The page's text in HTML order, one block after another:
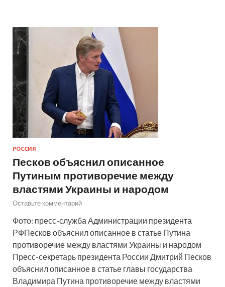
РОССИЯ
Песков объяснил описанное
Путиным противоречие между
властями Украины и народом
Оставьте комментарий
Фото: пресс-служба Администрации президента
РФПесков объяснил описанное в статье Путина
противоречие между властями Украины и народом
Пресс-секретарь президента России Дмитрий Песков
объяснил описанное в статье главы государства
Владимира Путина противоречие между властями